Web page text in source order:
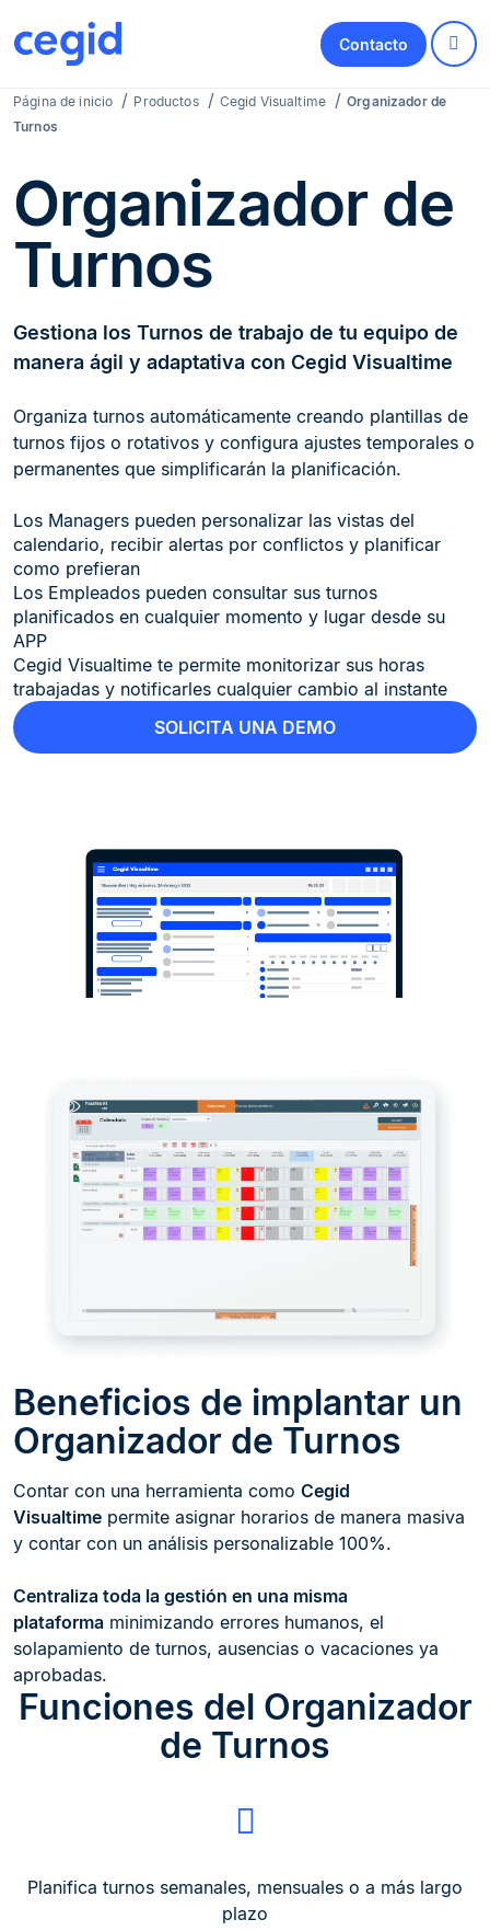
Contacto
Página de inicio Productos Cegid Visualtime
Organizador de
Turnos
Organizador de
Turnos
Gestiona los Turnos de trabajo de tu equipo de
manera ágil y adaptativa con Cegid Visualtime
Organiza turnos automáticamente creando plantillas de
turnos fijos o rotativos y configura ajustes temporales o
permanentes que simplificarán la planificación.
Los Managers pueden personalizar las vistas del
calendario, recibir alertas por conflictos y planificar
como prefieran
Los Empleados pueden consultar sus turnos
planificados en cualquier momento y lugar desde su
APP
Cegid Visualtime te permite monitorizar sus horas
trabajadas y notificarles cualquier cambio al instante
SOLICITA UNA DEMO
Beneficios de implantar un
Organizador de Turnos
Contar con una herramienta como Cegid
Visualtime permite asignar horarios de manera masiva
y contar con un análisis personalizable 100%.
Centraliza toda la gestión en una misma
plataforma minimizando errores humanos, el
solapamiento de turnos, ausencias o vacaciones ya
aprobadas.
Funciones del Organizador
de Turnos
Planifica turnos semanales, mensuales o a más largo
plazo